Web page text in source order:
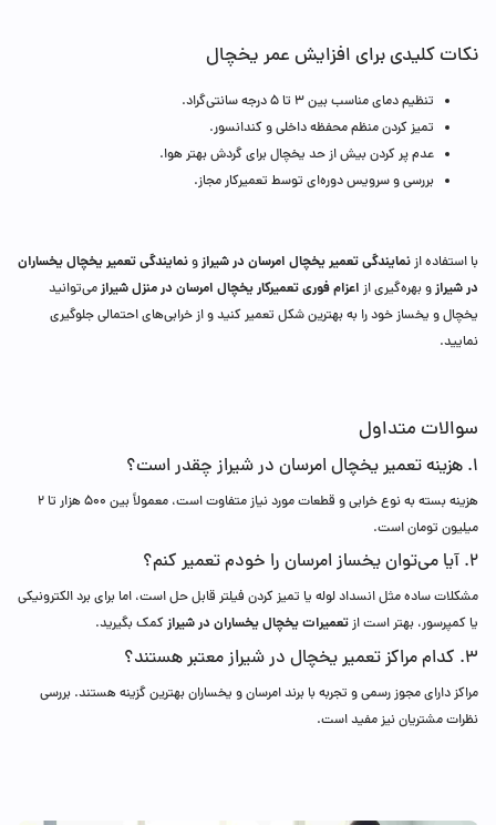
نکات کلیدی برای افزایش عمر یخچال
تنظیم دمای مناسب بین ۳ تا ۵ درجه سانتی‌گراد.
تمیز کردن منظم محفظه داخلی و کندانسور.
عدم پر کردن بیش از حد یخچال برای گردش بهتر هوا.
بررسی و سرویس دوره‌ای توسط تعمیرکار مجاز.
با استفاده از نمایندگی تعمیر یخچال امرسان در شیرازونمایندگی تعمیر یخچال یخساران
در شیرازو بهره‌گیری از اعزام فوری تعمیرکار یخچال امرسان در منزل شیرازمی‌توانید
یخچال و یخساز خود را به بهترین شکل تعمیر کنید و از خرابی‌های احتمالی جلوگیری
نمایید.
سوالات متداول
۱. هزینه تعمیر یخچال امرسان در شیراز چقدر است؟
هزینه بسته به نوع خرابی و قطعات مورد نیاز متفاوت است، معمولاً بین ۵۰۰ هزار تا ۲
میلیون تومان است.
۲. آیا می‌توان یخساز امرسان را خودم تعمیر کنم؟
مشکلات ساده مثل انسداد لوله یا تمیز کردن فیلتر قابل حل است، اما برای برد الکترونیکی
یا کمپرسور، بهتر است ازتعمیرات یخچال یخساران در شیرازکمک بگیرید.
۳. کدام مراکز تعمیر یخچال در شیراز معتبر هستند؟
مراکز دارای مجوز رسمی و تجربه با برند امرسان و یخساران بهترین گزینه هستند. بررسی
نظرات مشتریان نیز مفید است.